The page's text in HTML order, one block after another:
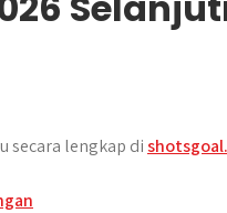
secara lengkap di